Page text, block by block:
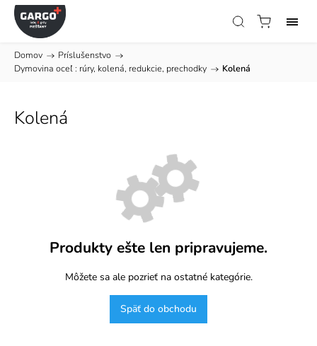
Domov / Príslušenstvo /
Dymovina oceľ : rúry, kolená, redukcie, prechodky / Kolená
Kolená
Produkty ešte len pripravujeme.
Môžete sa ale pozrieť na ostatné kategórie.
Späť do obchodu